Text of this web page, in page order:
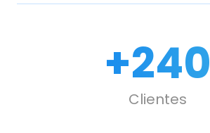
240
+
Clientes